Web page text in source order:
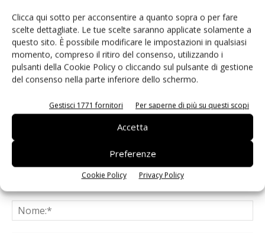
Clicca qui sotto per acconsentire a quanto sopra o per fare
scelte dettagliate. Le tue scelte saranno applicate solamente a
questo sito. È possibile modificare le impostazioni in qualsiasi
momento, compreso il ritiro del consenso, utilizzando i
pulsanti della Cookie Policy o cliccando sul pulsante di gestione
del consenso nella parte inferiore dello schermo.
Gestisci 1771 fornitori Per saperne di più su questi scopi
Accetta
Preferenze
Cookie Policy Privacy Policy
LASCIA UN COMMENTO